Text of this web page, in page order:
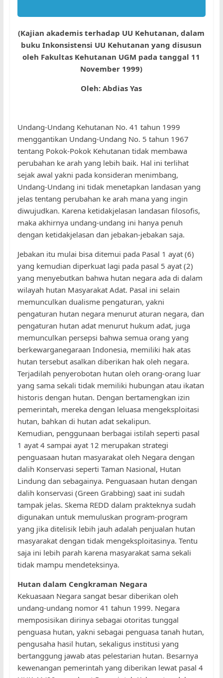
(Kajian akademis terhadap UU Kehutanan, dalam
buku Inkonsistensi UU Kehutanan yang disusun
oleh Fakultas Kehutanan UGM pada tanggal 11
November 1999)
Oleh: Abdias Yas
Undang-Undang Kehutanan No. 41 tahun 1999
menggantikan Undang-Undang No. 5 tahun 1967
tentang Pokok-Pokok Kehutanan tidak membawa
perubahan ke arah yang lebih baik. Hal ini terlihat
sejak awal yakni pada konsideran menimbang,
Undang-Undang ini tidak menetapkan landasan yang
jelas tentang perubahan ke arah mana yang ingin
diwujudkan. Karena ketidakjelasan landasan filosofis,
maka akhirnya undang-undang ini hanya penuh
dengan ketidakjelasan dan jebakan-jebakan saja.
Jebakan itu mulai bisa ditemui pada Pasal 1 ayat (6)
yang kemudian diperkuat lagi pada pasal 5 ayat (2)
yang menyebutkan bahwa hutan negara ada di dalam
wilayah hutan Masyarakat Adat. Pasal ini selain
memunculkan dualisme pengaturan, yakni
pengaturan hutan negara menurut aturan negara, dan
pengaturan hutan adat menurut hukum adat, juga
memunculkan persepsi bahwa semua orang yang
berkewarganegaraan Indonesia, memiliki hak atas
hutan tersebut asalkan diberikan hak oleh negara.
Terjadilah penyerobotan hutan oleh orang-orang luar
yang sama sekali tidak memiliki hubungan atau ikatan
historis dengan hutan. Dengan bertamengkan izin
pemerintah, mereka dengan leluasa mengeksploitasi
hutan, bahkan di hutan adat sekalipun.
Kemudian, penggunaan berbagai istilah seperti pasal
1 ayat 4 sampai ayat 12 merupakan strategi
penguasaan hutan masyarakat oleh Negara dengan
dalih Konservasi seperti Taman Nasional, Hutan
Lindung dan sebagainya. Penguasaan hutan dengan
dalih konservasi (Green Grabbing) saat ini sudah
tampak jelas. Skema REDD dalam prakteknya sudah
digunakan untuk memuluskan program-program
yang jika ditelisik lebih jauh adalah penjualan hutan
masyarakat dengan tidak mengeksploitasinya. Tentu
saja ini lebih parah karena masyarakat sama sekali
tidak mampu mendeteksinya.
Hutan dalam Cengkraman Negara
Kekuasaan Negara sangat besar diberikan oleh
undang-undang nomor 41 tahun 1999. Negara
memposisikan dirinya sebagai otoritas tunggal
penguasa hutan, yakni sebagai penguasa tanah hutan,
pengusaha hasil hutan, sekaligus institusi yang
bertanggung jawab atas pelestarian hutan. Besarnya
kewenangan pemerintah yang diberikan lewat pasal 4